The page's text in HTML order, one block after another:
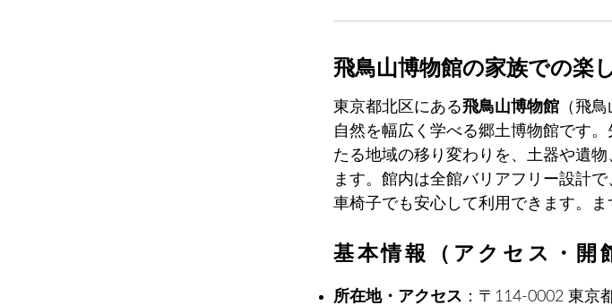
飛鳥山博物館の家族での楽
東京都北区にある飛鳥山博物館 （飛
自然を幅広く学べる郷土博物館です
たる地域の移り変わりを、土器や遺
ます。館内は全館バリアフリー設計
車椅子でも安心して利用できます。ま
基本情報（アクセス・開
所在地・アクセス ：〒114-0002 東京